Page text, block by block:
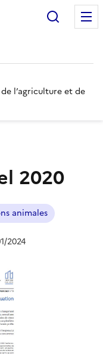
l’agriculture et de
2020
animales
2024